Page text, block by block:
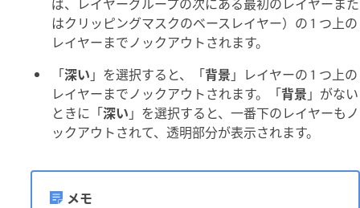
はクリッピングマスクのベースレイヤー）の 1 つ上の
レイヤーまでノックアウトされます。
「深い 」を選択すると、「背景 」レイヤーの 1 つ上の
レイヤーまでノックアウトされます。「背景 」がない
ときに「深い 」を選択すると、一番下のレイヤーもノ
ックアウトされて、透明部分が表示されます。
メモ